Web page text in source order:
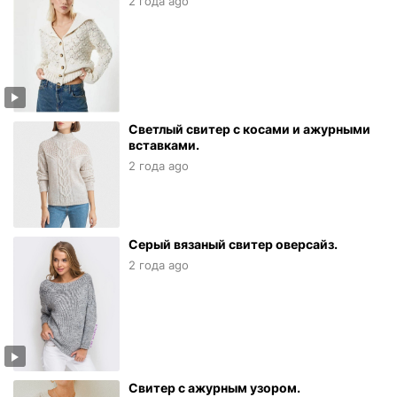
Светлый свитер с косами и ажурными
вставками.
2 года ago
Серый вязаный свитер оверсайз.
2 года ago
Свитер с ажурным узором.